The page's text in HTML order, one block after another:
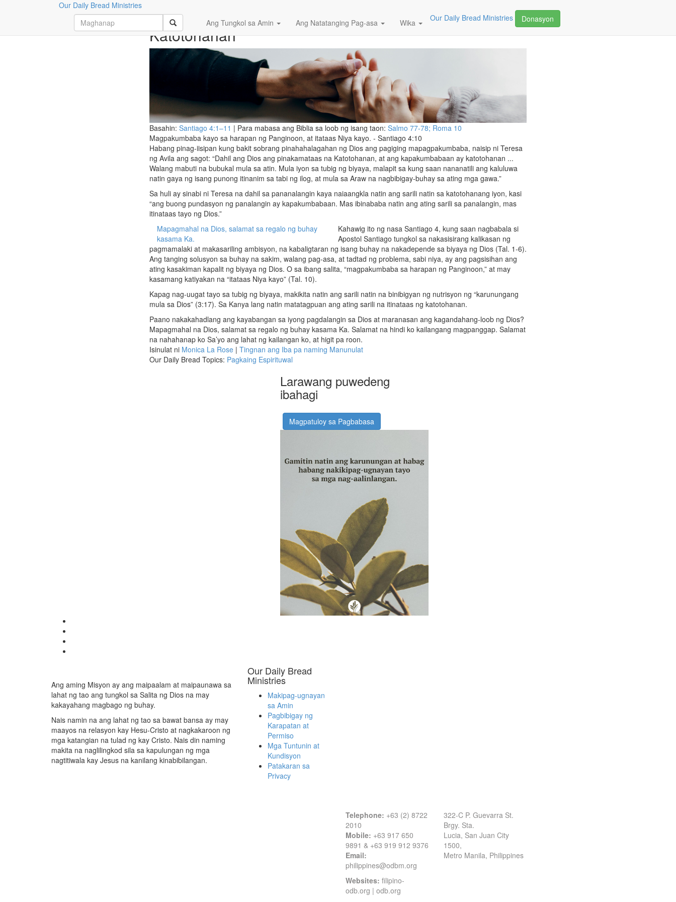
Our Daily Bread Ministries
Ang Tungkol sa Amin
Ang Natatanging Pag-asa Wika
Our Daily Bread Ministries Donasyon
Kapakumbabaan Ay
Katotohanan
Basahin: Santiago 4:1–11 | Para mabasa ang Biblia sa loob ng isang taon: Salmo 77-78; Roma 10
Magpakumbaba kayo sa harapan ng Panginoon, at itataas Niya kayo. - Santiago 4:10
Habang pinag-iisipan kung bakit sobrang pinahahalagahan ng Dios ang pagiging mapagpakumbaba, naisip ni Teresa
ng Avila ang sagot: “Dahil ang Dios ang pinakamataas na Katotohanan, at ang kapakumbabaan ay katotohanan ...
Walang mabuti na bubukal mula sa atin. Mula iyon sa tubig ng biyaya, malapit sa kung saan nananatili ang kaluluwa
natin gaya ng isang punong itinanim sa tabi ng ilog, at mula sa Araw na nagbibigay-buhay sa ating mga gawa.”
Sa huli ay sinabi ni Teresa na dahil sa pananalangin kaya naiaangkla natin ang sarili natin sa katotohanang iyon, kasi
“ang buong pundasyon ng panalangin ay kapakumbabaan. Mas ibinababa natin ang ating sarili sa panalangin, mas
itinataas tayo ng Dios.”
Mapagmahal na Dios, salamat sa regalo ng buhay
kasama Ka.
Kahawig ito ng nasa Santiago 4, kung saan nagbabala si
Apostol Santiago tungkol sa nakasisirang kalikasan ng
pagmamalaki at makasariling ambisyon, na kabaligtaran ng isang buhay na nakadepende sa biyaya ng Dios (Tal. 1-6).
Ang tanging solusyon sa buhay na sakim, walang pag-asa, at tadtad ng problema, sabi niya, ay ang pagsisihan ang
ating kasakiman kapalit ng biyaya ng Dios. O sa ibang salita, “magpakumbaba sa harapan ng Panginoon,” at may
kasamang katiyakan na “itataas Niya kayo” (Tal. 10).
Kapag nag-uugat tayo sa tubig ng biyaya, makikita natin ang sarili natin na binibigyan ng nutrisyon ng “karunungang
mula sa Dios” (3:17). Sa Kanya lang natin matatagpuan ang ating sarili na itinataas ng katotohanan.
Paano nakakahadlang ang kayabangan sa iyong pagdalangin sa Dios at maranasan ang kagandahang-loob ng Dios?
Mapagmahal na Dios, salamat sa regalo ng buhay kasama Ka. Salamat na hindi ko kailangang magpanggap. Salamat
na nahahanap ko Sa’yo ang lahat ng kailangan ko, at higit pa roon.
Isinulat ni Monica La Rose | Tingnan ang Iba pa naming Manunulat
Our Daily Bread Topics: Pagkaing Espirituwal
Larawang puwedeng
ibahagi
Magpatuloy sa Pagbabasa
Ang aming Misyon ay ang maipaalam at maipaunawa sa
lahat ng tao ang tungkol sa Salita ng Dios na may
kakayahang magbago ng buhay.
Nais namin na ang lahat ng tao sa bawat bansa ay may
maayos na relasyon kay Hesu-Cristo at nagkakaroon ng
mga katangian na tulad ng kay Cristo. Nais din naming
makita na naglilingkod sila sa kapulungan ng mga
nagtitiwala kay Jesus na kanilang kinabibilangan.
Our Daily Bread
Ministries
Makipag-ugnayan
sa Amin
Pagbibigay ng
Karapatan at
Permiso
Mga Tuntunin at
Kundisyon
Patakaran sa
Privacy
Telephone: +63 (2) 8722
2010
Mobile: +63 917 650
9891 & +63 919 912 9376
Email:
philippines@odbm.org
Websites: filipino-
odb.org | odb.org
322-C P. Guevarra St.
Brgy. Sta.
Lucia, San Juan City
1500,
Metro Manila, Philippines